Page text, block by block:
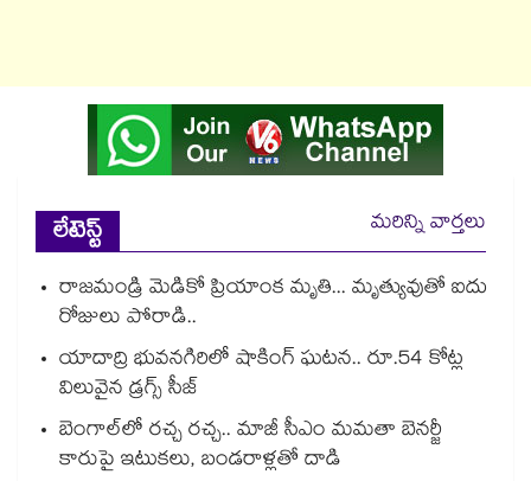
లేటెస్ట్
మరిన్ని వార్తలు
రాజమండ్రి మెడికో ప్రియాంక మృతి... మృత్యువుతో ఐదు
రోజులు పోరాడి..
యాదాద్రి భువనగిరిలో షాకింగ్ ఘటన.. రూ.54 కోట్ల
విలువైన డ్రగ్స్ సీజ్
బెంగాల్⁭లో రచ్చ రచ్చ.. మాజీ సీఎం మమతా బెనర్జీ
కారుపై ఇటుకలు, బండరాళ్లతో దాడి